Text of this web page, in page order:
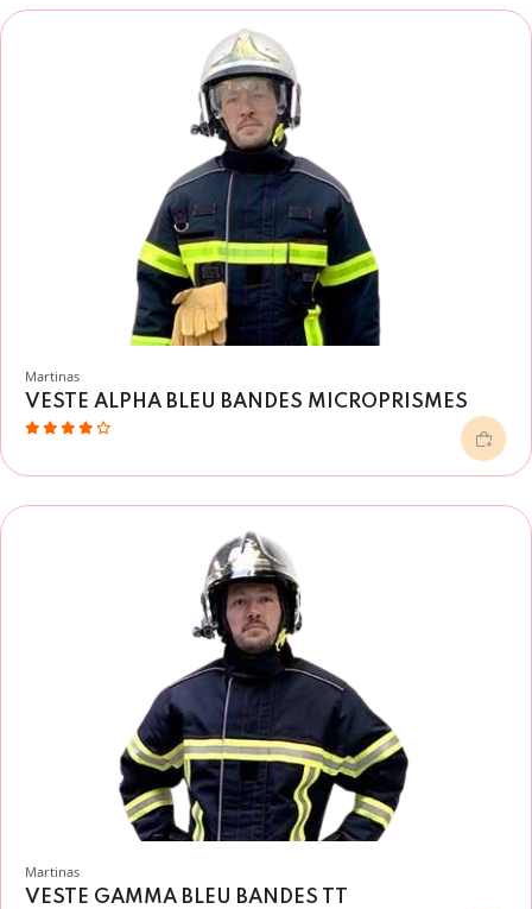
Martinas
VESTE ALPHA BLEU BANDES MICROPRISMES
Martinas
VESTE GAMMA BLEU BANDES TT